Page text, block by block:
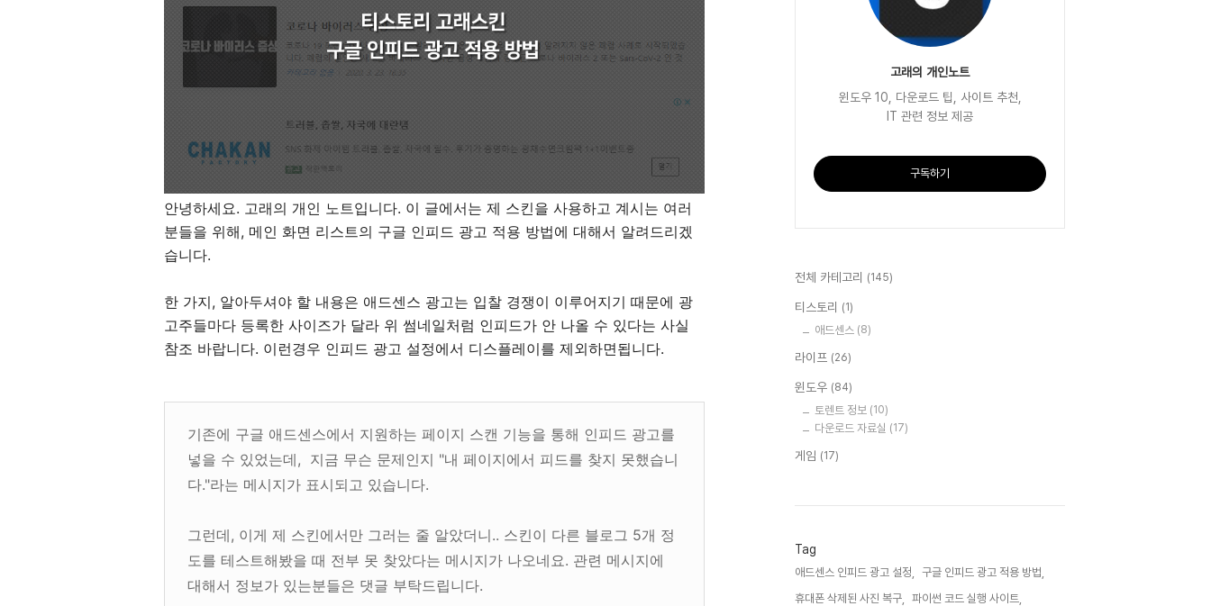
안녕하세요. 고래의 개인 노트입니다. 이 글에서는 제 스킨을 사용하고 계시는 여러
분들을 위해, 메인 화면 리스트의 구글 인피드 광고 적용 방법에 대해서 알려드리겠
습니다.
한 가지, 알아두셔야 할 내용은 애드센스 광고는 입찰 경쟁이 이루어지기 때문에 광
고주들마다 등록한 사이즈가 달라 위 썸네일처럼 인피드가 안 나올 수 있다는 사실
참조 바랍니다. 이런경우 인피드 광고 설정에서 디스플레이를 제외하면됩니다.
기존에 구글 애드센스에서 지원하는 페이지 스캔 기능을 통해 인피드 광고를
넣을 수 있었는데, 지금 무슨 문제인지 "내 페이지에서 피드를 찾지 못했습니
다."라는 메시지가 표시되고 있습니다.
그런데, 이게 제 스킨에서만 그러는 줄 알았더니.. 스킨이 다른 블로그 5개 정
도를 테스트해봤을 때 전부 못 찾았다는 메시지가 나오네요. 관련 메시지에
대해서 정보가 있는분들은 댓글 부탁드립니다.
고래의 개인노트
윈도우 10, 다운로드 팁, 사이트 추천,
IT 관련 정보 제공
구독하기
전체 카테고리 (145)
티스토리 (1)
애드센스 (8)
라이프 (26)
윈도우 (84)
토렌트 정보 (10)
다운로드 자료실 (17)
게임 (17)
Tag
애드센스 인피드 광고 설정,
구글 인피드 광고 적용 방법,
휴대폰 삭제된 사진 복구,
파이썬 코드 실행 사이트,